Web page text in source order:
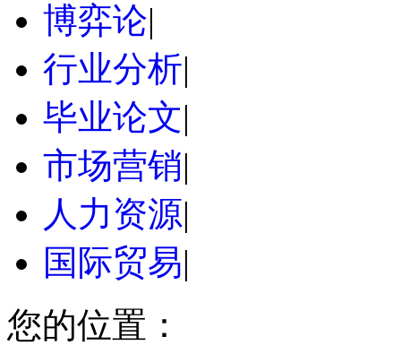
博弈论|
行业分析|
毕业论文|
市场营销|
人力资源|
国际贸易|
您的位置：